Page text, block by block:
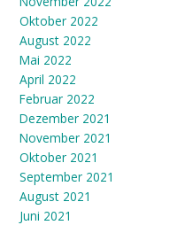
Oktober 2022
August 2022
Mai 2022
April 2022
Februar 2022
Dezember 2021
November 2021
Oktober 2021
September 2021
August 2021
Juni 2021